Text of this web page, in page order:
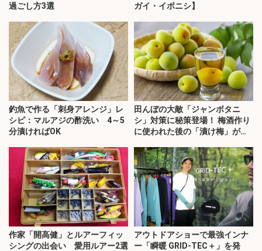
過ごし方3選
ガイ・イボニシ】
釣魚で作る「刺身アレンジ」レ
シピ：マルアジの酢洗い 4～5
分漬ければOK
田んぼの大敵「ジャンボタニ
シ」対策に秘策登場！ 梅酒作り
に使われた後の「漬け梅」が効
作家「開高健」とルアーフィッ
シングの出会い 愛用ルアー2選
アウトドアショーで最強インナ
ー「瞬暖 GRID-TEC＋」を発